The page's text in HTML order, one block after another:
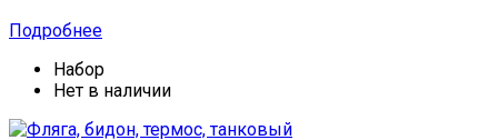
Подробнее
Набор
Нет в наличии